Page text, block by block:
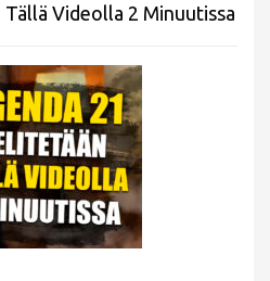
Videolla 2 Minuutissa